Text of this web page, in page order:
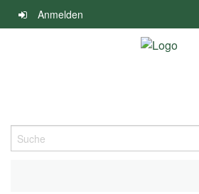
Navigation
überspringen
Anmelden
Suche